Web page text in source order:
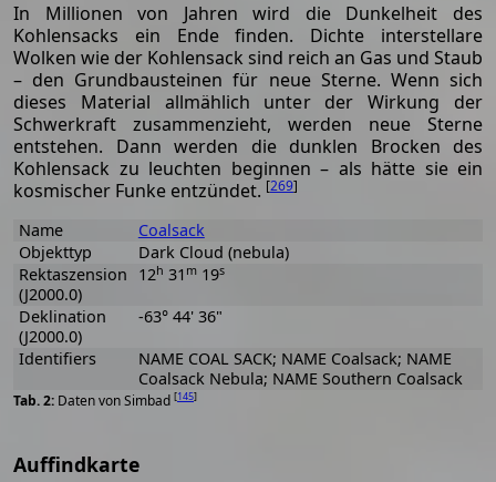
In Millionen von Jahren wird die Dunkelheit des
Kohlensacks ein Ende finden. Dichte interstellare
Wolken wie der Kohlensack sind reich an Gas und Staub
– den Grundbausteinen für neue Sterne. Wenn sich
dieses Material allmählich unter der Wirkung der
Schwerkraft zusammenzieht, werden neue Sterne
entstehen. Dann werden die dunklen Brocken des
Kohlensack zu leuchten beginnen – als hätte sie ein
kosmischer Funke entzündet. [269]
Daten von Simbad [145]
Name
Coalsack
Objekttyp
Dark Cloud (nebula)
Rektaszension
(J2000.0)
12h 31 m19s
Deklination
(J2000.0)
-63° 44' 36"
Identifiers
NAME COAL SACK; NAME Coalsack; NAME
Coalsack Nebula; NAME Southern Coalsack
Auffindkarte